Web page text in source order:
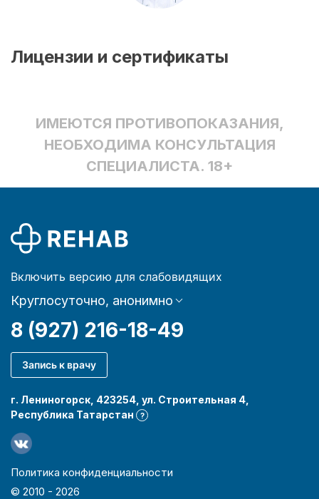
Лицензии и сертификаты
ИМЕЮТСЯ ПРОТИВОПОКАЗАНИЯ,
НЕОБХОДИМА КОНСУЛЬТАЦИЯ
СПЕЦИАЛИСТА. 18+
Включить версию для слабовидящих
Круглосуточно, анонимно
8 (927) 216-18-49
Запись к врачу
г. Лениногорск, 423254, ул. Строительная 4,
Республика Татарстан
?
Политика конфиденциальности
© 2010 - 2026